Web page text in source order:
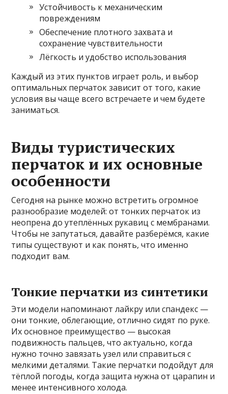
Устойчивость к механическим
повреждениям
Обеспечение плотного захвата и
сохранение чувствительности
Лёгкость и удобство использования
Каждый из этих пунктов играет роль, и выбор
оптимальных перчаток зависит от того, какие
условия вы чаще всего встречаете и чем будете
заниматься.
Виды туристических
перчаток и их основные
особенности
Сегодня на рынке можно встретить огромное
разнообразие моделей: от тонких перчаток из
неопрена до утеплённых рукавиц с мембранами.
Чтобы не запутаться, давайте разберёмся, какие
типы существуют и как понять, что именно
подходит вам.
Тонкие перчатки из синтетики
Эти модели напоминают лайкру или спандекс —
они тонкие, облегающие, отлично сидят по руке.
Их основное преимущество — высокая
подвижность пальцев, что актуально, когда
нужно точно завязать узел или справиться с
мелкими деталями. Такие перчатки подойдут для
тёплой погоды, когда защита нужна от царапин и
менее интенсивного холода.